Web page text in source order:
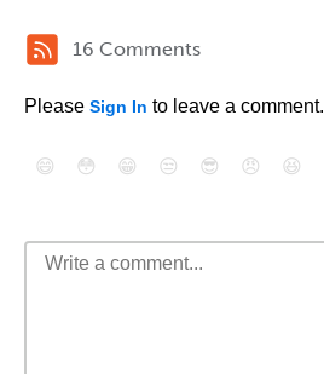
16 Comments
Please Sign In to leave a comment.
😄 😳 😁 😒 😎 😠 😆